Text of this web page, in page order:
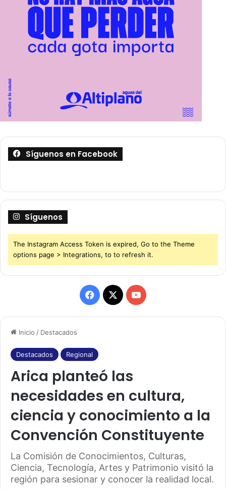
Inicio / Destacados
Destacados Regional
Arica planteó las
necesidades en cultura,
ciencia y conocimiento a la
Convención Constituyente
La Comisión de Conocimientos, Culturas,
Ciencia, Tecnología, Artes y Patrimonio visitó la
región para sesionar y conocer la realidad local.
Síguenos en Facebook
Síguenos
The Instagram Access Token is expired, Go to the Theme
options page > Integrations, to to refresh it.
F
a
e
b
o
o
k
X
Y
o
b
e